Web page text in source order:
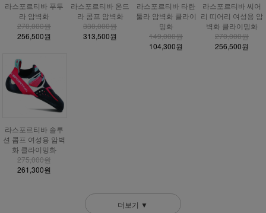
라스포르티바 푸투
라 암벽화
270,000원
256,500원
라스포르티바 온드
라 콤프 암벽화
330,000원
313,500원
라스포르티바 타란
툴라 암벽화 클라이
밍화
149,000원
104,300원
라스포르티바 씨어
리 띠어리 여성용 암
벽화 클라이밍화
270,000원
256,500원
라스포르티바 솔루
션 콤프 여성용 암벽
화 클라이밍화
275,000원
261,300원
더보기 ▼